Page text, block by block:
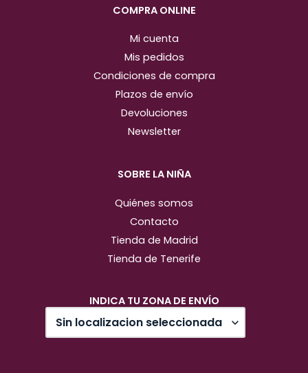
m
COMPRA ONLINE
Mi cuenta
Mis pedidos
Condiciones de compra
Plazos de envío
Devoluciones
Newsletter
SOBRE LA NIÑA
Quiénes somos
Contacto
Tienda de Madrid
Tienda de Tenerife
INDICA TU ZONA DE ENVÍO